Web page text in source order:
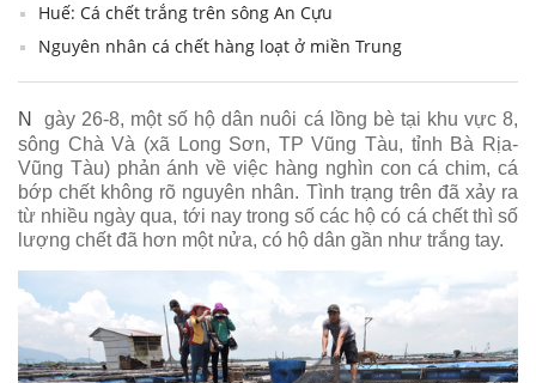
Huế: Cá chết trắng trên sông An Cựu
Nguyên nhân cá chết hàng loạt ở miền Trung
N
gày 26-8, một số hộ dân nuôi cá lồng bè tại khu vực 8,
sông Chà Và (xã Long Sơn, TP Vũng Tàu, tỉnh Bà Rịa-
Vũng Tàu) phản ánh về việc hàng nghìn con cá chim, cá
bớp chết không rõ nguyên nhân. Tình trạng trên đã xảy ra
từ nhiều ngày qua, tới nay trong số các hộ có cá chết thì số
lượng chết đã hơn một nửa, có hộ dân gần như trắng tay.